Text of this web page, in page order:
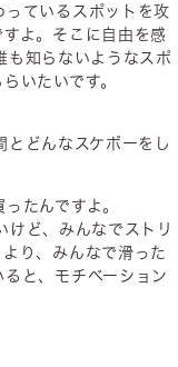
ているスポットを攻
よ。そこに自由を感
も知らないようなスポ
いたいです。
どんなスケボーをし
たんですよ。
けど、みんなでストリ
り、みんなで滑った
と、モチベーション